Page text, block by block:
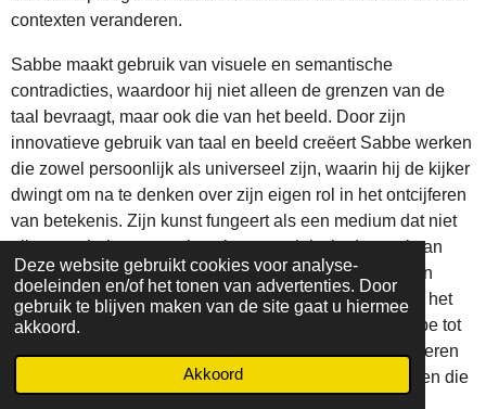
Deze website gebruikt cookies voor analyse-
doeleinden en/of het tonen van advertenties. Door
gebruik te blijven maken van de site gaat u hiermee
akkoord.
Akkoord
contexten veranderen.
Sabbe maakt gebruik van visuele en semantische
contradicties, waardoor hij niet alleen de grenzen van de
taal bevraagt, maar ook die van het beeld. Door zijn
innovatieve gebruik van taal en beeld creëert Sabbe werken
die zowel persoonlijk als universeel zijn, waarin hij de kijker
dwingt om na te denken over zijn eigen rol in het ontcijferen
van betekenis. Zijn kunst fungeert als een medium dat niet
alleen onthult, maar ook verbergt, en juist in dat spel van
zichtbaarheid en onzichtbaarheid ligt de kracht van zijn
oeuvre. De voortdurende dialoog tussen het heden en het
verleden, het conceptuele en het tastbare, maakt Sabbe tot
een kunstenaar die altijd op zoek is naar nieuwe manieren
om onze verhouding tot de werkelijkheid en de verhalen die